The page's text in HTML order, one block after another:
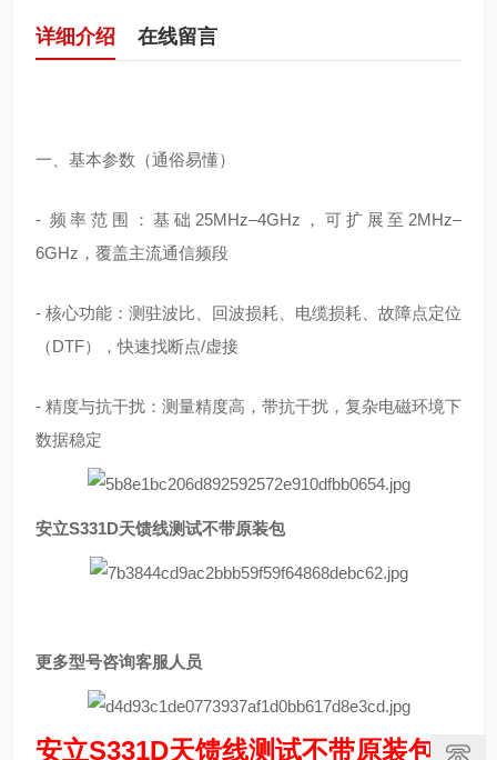
详细介绍 在线留言
一、基本参数（通俗易懂）
- 频率范围：基础25MHz–4GHz，可扩展至2MHz–
6GHz，覆盖主流通信频段
- 核心功能：测驻波比、回波损耗、电缆损耗、故障点定位
（DTF），快速找断点/虚接
- 精度与抗干扰：测量精度高，带抗干扰，复杂电磁环境下
数据稳定
安立S331D天馈线测试不带原装包
更多型号咨询客服人员
安立S331D天馈线测试不带原装包